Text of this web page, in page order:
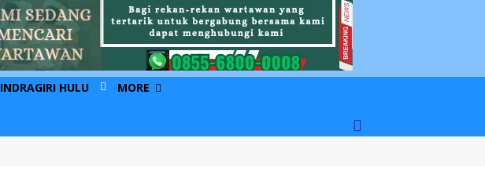
INDRAGIRI HULU MORE